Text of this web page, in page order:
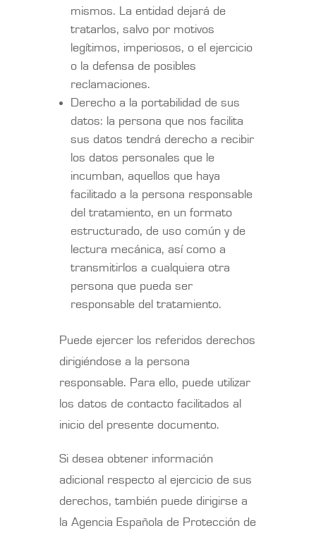
mismos. La entidad dejará de
tratarlos, salvo por motivos
legítimos, imperiosos, o el ejercicio
o la defensa de posibles
reclamaciones.
Derecho a la portabilidad de sus
datos: la persona que nos facilita
sus datos tendrá derecho a recibir
los datos personales que le
incumban, aquellos que haya
facilitado a la persona responsable
del tratamiento, en un formato
estructurado, de uso común y de
lectura mecánica, así como a
transmitirlos a cualquiera otra
persona que pueda ser
responsable del tratamiento.
Puede ejercer los referidos derechos
dirigiéndose a la persona
responsable. Para ello, puede utilizar
los datos de contacto facilitados al
inicio del presente documento.
Si desea obtener información
adicional respecto al ejercicio de sus
derechos, también puede dirigirse a
la Agencia Española de Protección de